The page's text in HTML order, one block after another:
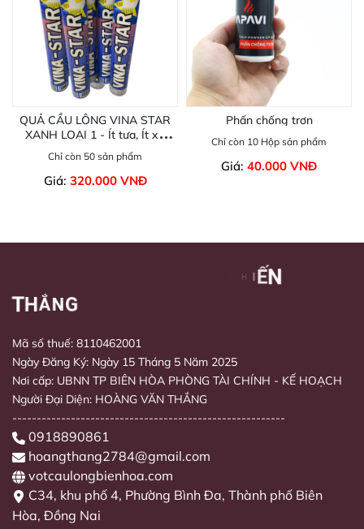
QUẢ CẦU LÔNG VINA STAR
XANH LOẠI 1 - Ít tưa, Ít xù
Chỉ còn 50 sản phẩm
Giá: 320.000 VNĐ
Phấn chống trơn
Chỉ còn 10 Hộp sản phẩm
Giá: 40.000 VNĐ
Mã số thuế: 8110462001
Ngày Đăng Ký: Ngày 15 Tháng 5 Năm 2025
Nơi cấp: UBNN TP BIÊN HÒA PHÒNG TÀI CHÍNH - KẾ HOẠCH
Người Đại Diện: HOÀNG VĂN THẮNG
--------------------------------------------------------
0918890861
hoangthang2784@gmail.com
votcaulongbienhoa.com
C34, khu phố 4, Phường Bình Đa, Thành phố Biên
Hòa, Đồng Nai